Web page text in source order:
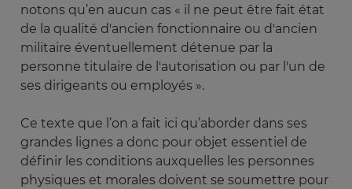
notons qu’en aucun cas « il ne peut être fait état
de la qualité d'ancien fonctionnaire ou d'ancien
militaire éventuellement détenue par la
personne titulaire de l'autorisation ou par l'un de
ses dirigeants ou employés ».
Ce texte que l’on a fait ici qu’aborder dans ses
grandes lignes a donc pour objet essentiel de
définir les conditions auxquelles les personnes
physiques et morales doivent se soumettre pour